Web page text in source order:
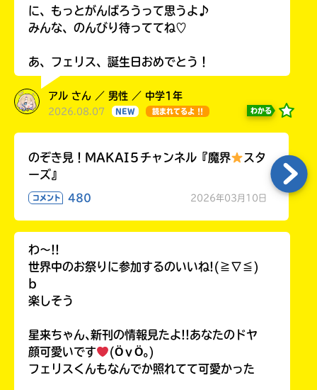
に、もっとがんばろうって思うよ♪
みんな、のんびり待っててね♡
あ、フェリス、誕生日おめでとう！
アル さん ／ 男性 ／ 中学1年
2026.08.07 NEW 読まれてるよ !! わかる
のぞき見！MAKAI５チャンネル『魔界
スタ
ーズ』
コメント 480 2026年03月10日
わ〜!!
世界中のお祭りに参加するのいいね!(≧∇≦)
b
楽しそう
星来ちゃん､新刊の情報見たよ!!あなたのドヤ
顔可愛いです
(ӦｖӦ｡)
フェリスくんもなんでか照れてて可愛かった